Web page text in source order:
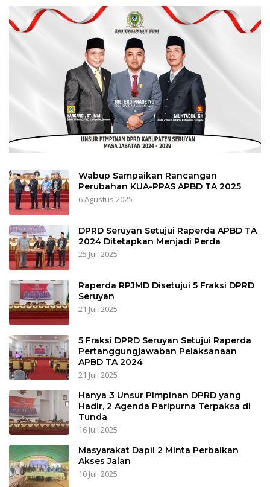
Wabup Sampaikan Rancangan
Perubahan KUA-PPAS APBD TA 2025
6 Agustus 2025
DPRD Seruyan Setujui Raperda APBD TA
2024 Ditetapkan Menjadi Perda
25 Juli 2025
Raperda RPJMD Disetujui 5 Fraksi DPRD
Seruyan
21 Juli 2025
5 Fraksi DPRD Seruyan Setujui Raperda
Pertanggungjawaban Pelaksanaan
APBD TA 2024
21 Juli 2025
Hanya 3 Unsur Pimpinan DPRD yang
Hadir, 2 Agenda Paripurna Terpaksa di
Tunda
16 Juli 2025
Masyarakat Dapil 2 Minta Perbaikan
Akses Jalan
10 Juli 2025